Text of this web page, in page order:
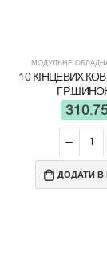
МОДУЛЬНЕ
10
ДОДАТИ